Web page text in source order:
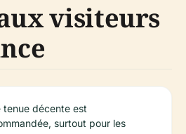
visiteurs
tenue décente est
surtout pour les